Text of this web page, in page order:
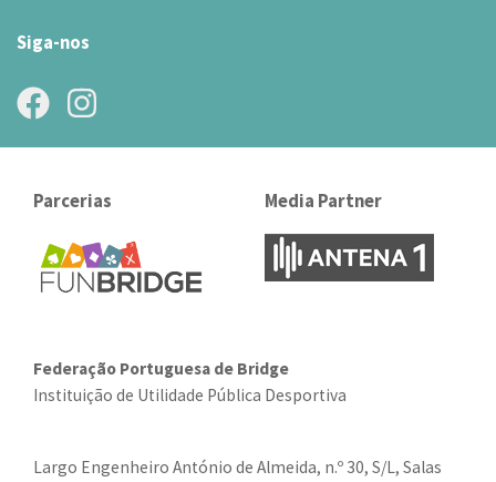
Siga-nos
Parcerias Media Partner
Federação Portuguesa de Bridge
Instituição de Utilidade Pública Desportiva
Largo Engenheiro António de Almeida, n.º 30, S/L, Salas